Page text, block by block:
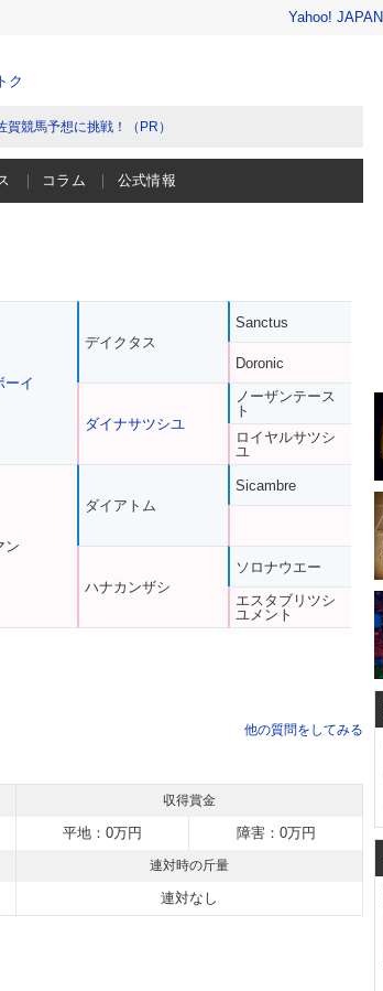
Yahoo! JAPAN
ク
競馬予想に挑戦！（PR）
コラム 公式情報
ーイ
ン
デイクタス
ダイナサツシユ
ダイアトム
ハナカンザシ
Sanctus
Doronic
ノーザンテース
ト
ロイヤルサツシ
ユ
Sicambre
ソロナウエー
エスタブリツシ
ユメント
他の質問をしてみる
収得賞金
平地：0万円 障害：0万円
連対時の斤量
連対なし